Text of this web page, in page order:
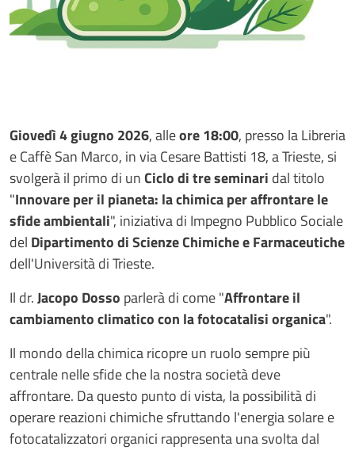
Giovedì 4 giugno 2026, alleore 18:00, presso la Libreria
e Caffè San Marco, in via Cesare Battisti 18, a Trieste, si
svolgerà il primo di unCiclo di tre seminari dal titolo
"Innovare per il pianeta: la chimica per affrontare le
sfide ambientali", iniziativa di Impegno Pubblico Sociale
del Dipartimento di Scienze Chimiche e Farmaceutiche
dell'Università di Trieste.
Il dr.Jacopo Dosso parlerà di come "Affrontare il
cambiamento climatico con la fotocatalisi organica".
Il mondo della chimica ricopre un ruolo sempre più
centrale nelle sfide che la nostra società deve
affrontare. Da questo punto di vista, la possibilità di
operare reazioni chimiche sfruttando l'energia solare e
fotocatalizzatori organici rappresenta una svolta dal